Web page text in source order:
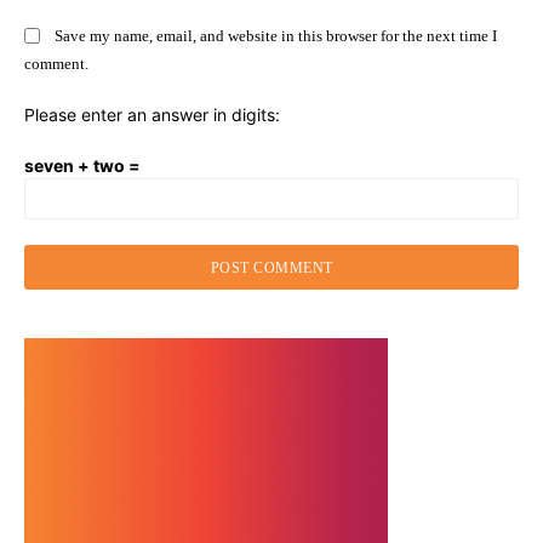
Save my name, email, and website in this browser for the next time I
comment.
Please enter an answer in digits:
seven + two =